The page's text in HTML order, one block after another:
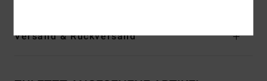
Versand & Rückversand